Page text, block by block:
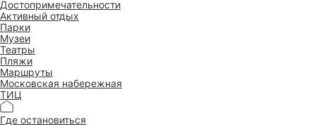
Достопримеча­тельности
Активный отдых
Парки
Музеи
Театры
Пляжи
Маршруты
Московская набережная
ТИЦ
Где остановиться